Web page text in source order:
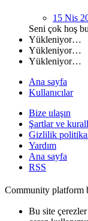
15 Nis
Seni çok hoş
Yükleniyor…
Yükleniyor…
Yükleniyor…
Ana sayfa
Kullanıcılar
Bize ulaşın
Şartlar ve
Gizlilik
Yardım
Ana sayfa
RSS
Community platform
Bu site